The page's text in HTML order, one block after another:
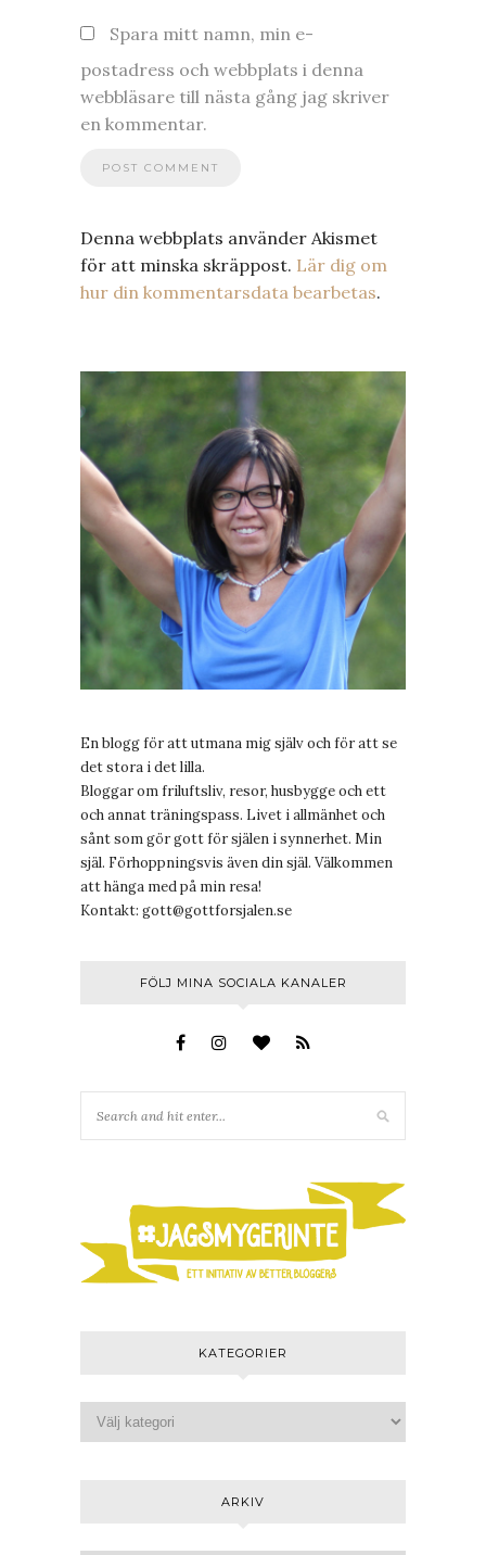
Spara mitt namn, min e-
postadress och webbplats i denna
webbläsare till nästa gång jag skriver
en kommentar.
Denna webbplats använder Akismet
för att minska skräppost. Lär dig om
hur din kommentarsdata bearbetas.
En blogg för att utmana mig själv och för att se
det stora i det lilla.
Bloggar om friluftsliv, resor, husbygge och ett
och annat träningspass. Livet i allmänhet och
sånt som gör gott för själen i synnerhet. Min
själ. Förhoppningsvis även din själ. Välkommen
att hänga med på min resa!
Kontakt: gott@gottforsjalen.se
FÖLJ MINA SOCIALA KANALER
KATEGORIER
ARKIV